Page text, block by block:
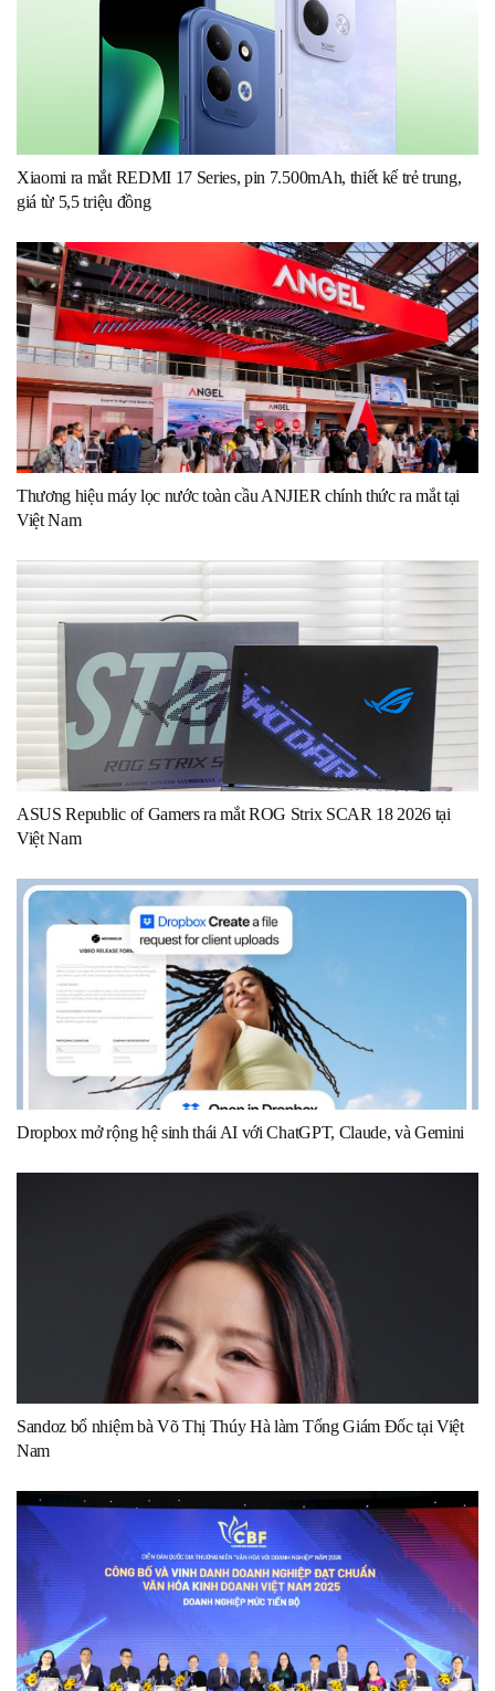
Xiaomi ra mắt REDMI 17 Series, pin 7.500mAh, thiết kế trẻ trung,
giá từ 5,5 triệu đồng
Thương hiệu máy lọc nước toàn cầu ANJIER chính thức ra mắt tại
Việt Nam
ASUS Republic of Gamers ra mắt ROG Strix SCAR 18 2026 tại
Việt Nam
Dropbox mở rộng hệ sinh thái AI với ChatGPT, Claude, và Gemini
Sandoz bổ nhiệm bà Võ Thị Thúy Hà làm Tổng Giám Đốc tại Việt
Nam